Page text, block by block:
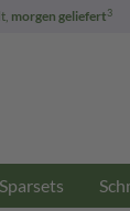
morgen geliefert3
Sparsets